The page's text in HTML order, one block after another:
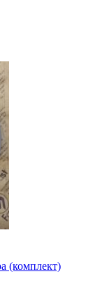
(комплект)